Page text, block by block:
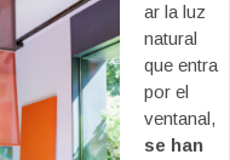
ar la luz
natural
que entra
por el
ventanal,
se han